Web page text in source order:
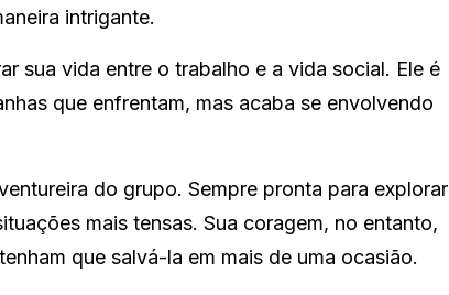
intrigante.
sua vida entre o trabalho e a vida social. Ele é
que enfrentam, mas acaba se envolvendo
do grupo. Sempre pronta para explorar
mais tensas. Sua coragem, no entanto,
que salvá-la em mais de uma ocasião.